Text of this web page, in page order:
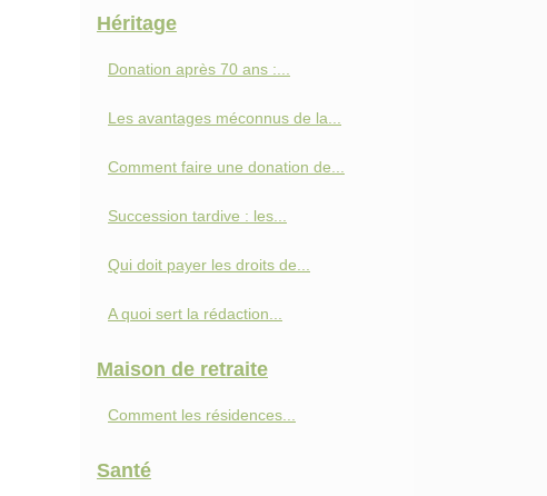
Héritage
Donation après 70 ans :...
Les avantages méconnus de la...
Comment faire une donation de...
Succession tardive : les...
Qui doit payer les droits de...
A quoi sert la rédaction...
Maison de retraite
Comment les résidences...
Santé